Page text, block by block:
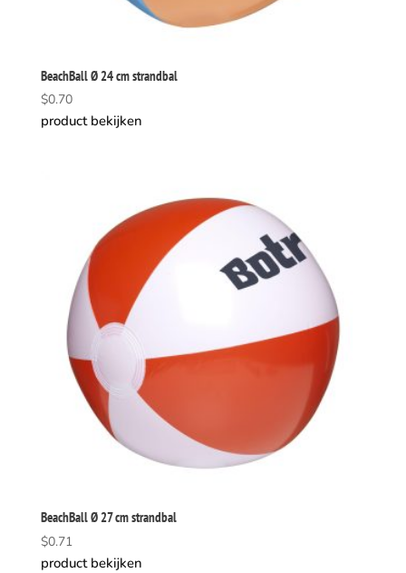
BeachBall Ø 24 cm strandbal
$0.70
product bekijken
BeachBall Ø 27 cm strandbal
$0.71
product bekijken